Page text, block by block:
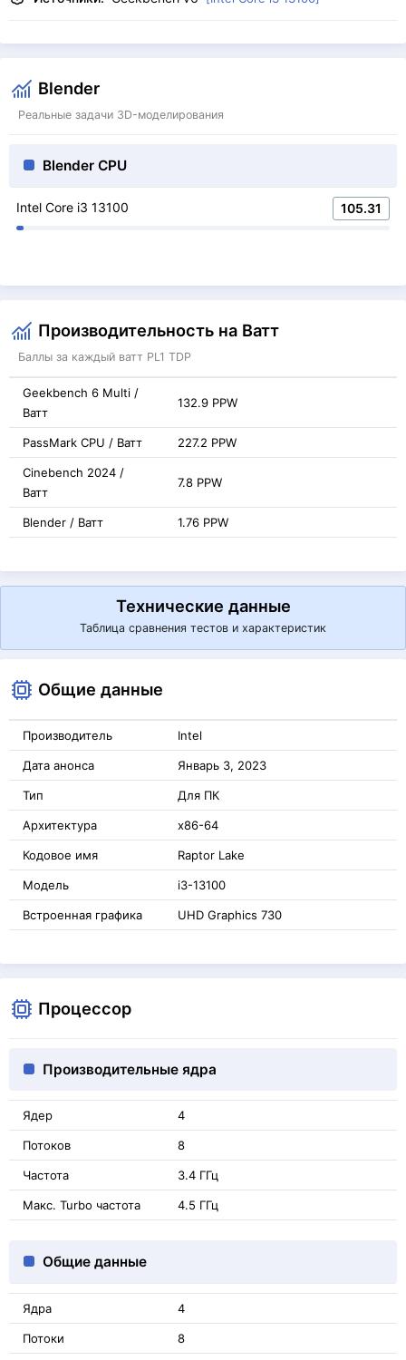
Blender
Реальные задачи 3D-моделирования
Blender CPU
Intel Core i3 13100 105.31
Производительность на Ватт
Баллы за каждый ватт PL1 TDP
Geekbench 6 Multi /
Ватт
132.9 PPW
PassMark CPU / Ватт 227.2 PPW
Cinebench 2024 /
Ватт
7.8 PPW
Blender / Ватт 1.76 PPW
Технические данные
Таблица сравнения тестов и характеристик
Общие данные
Производитель Intel
Дата анонса Январь 3, 2023
Тип Для ПК
Архитектура x86-64
Кодовое имя Raptor Lake
Модель i3-13100
Встроенная графика UHD Graphics 730
Процессор
Производительные ядра
Ядер 4
Потоков 8
Частота 3.4 ГГц
Макс. Turbo частота 4.5 ГГц
Общие данные
Ядра 4
Потоки 8